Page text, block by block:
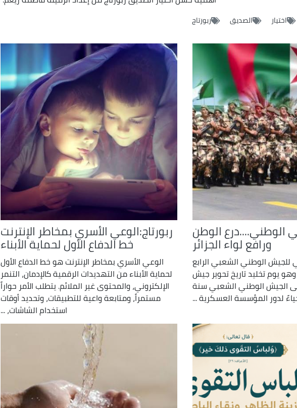
keys
or
اختيار الصديق ربورتاج
الوطني....درع الوطن
ورافع لواء الجزائر
للجيش الوطني الشعبي الرابع
يوم تخليد تاريخ تحوير جيش
الجيش الوطني الشعبي سنة
ربورتاج:الوعي الأسري بمخاطر الإنترنت
خط الدفاع الأول لحماية الأبناء
الوعي الأسري بمخاطر الإنترنت هو خط الدفاع الأول
لحماية الأبناء من التهديدات الرقمية كالإدمان، التنمر
الإلكتروني، والمحتوى غير الملائم. يتطلب الأمر حواراً
مستمراً، ومتابعة واعية للتطبيقات، وتحديد أوقات
استخدام الشاشات، ...